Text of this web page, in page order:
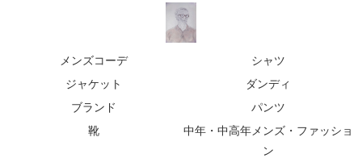
メンズコーデ
シャツ
ジャケット
ダンディ
ブランド
パンツ
靴
中年・中高年メンズ・ファッショ
ン